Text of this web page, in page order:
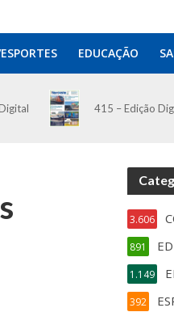
EDUCAÇÃO
415 – Edição
3.606
891
1.149
392